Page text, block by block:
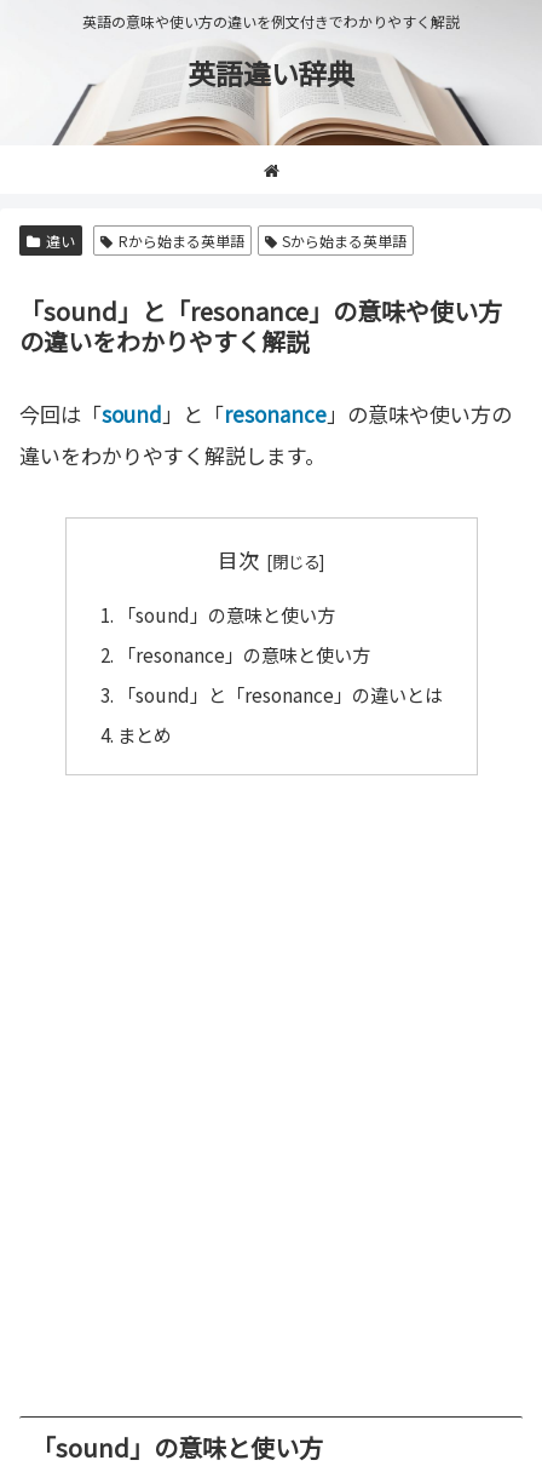
英語の意味や使い方の違いを例文付きでわかりやすく解説
英語違い辞典
違い Rから始まる英単語 Sから始まる英単語
「sound」と「resonance」の意味や使い方
の違いをわかりやすく解説
今回は「sound」と「resonance」の意味や使い方の
違いをわかりやすく解説します。
目次
「sound」の意味と使い方
「resonance」の意味と使い方
「sound」と「resonance」の違いとは
まとめ
「sound」の意味と使い方